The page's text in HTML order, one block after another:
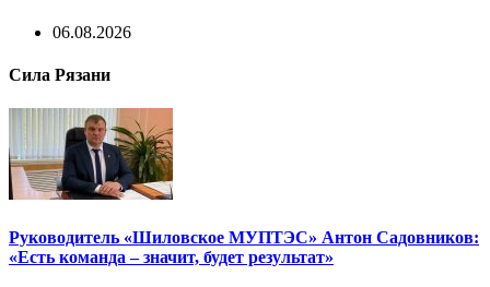
06.08.2026
Сила Рязани
Руководитель «Шиловское МУПТЭС» Антон Садовников:
«Есть команда – значит, будет результат»